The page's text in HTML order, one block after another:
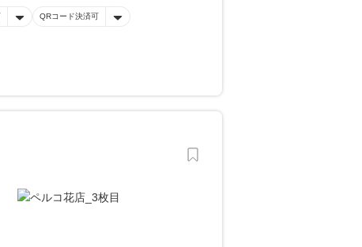
QRコード決済可